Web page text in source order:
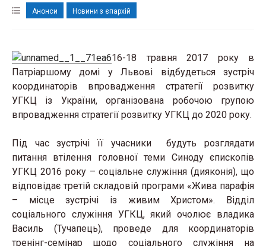
Анонси
Новини з єпархій
16-18 травня 2017 року в
Патріаршому домі у Львові відбудеться зустріч
координаторів впровадження стратегії розвитку
УГКЦ із України, організована робочою групою
впровадження стратегії розвитку УГКЦ до 2020 року.
Під час зустрічі її учасники будуть розглядати
питання втілення головної теми Синоду єпископів
УГКЦ 2016 року – соціальне служіння (дияконія), що
відповідає третій складовій програми «Жива парафія
– місце зустрічі із живим Христом». Відділ
соціального служіння УГКЦ, який очолює владика
Василь (Тучапець), проведе для координаторів
тренінг-семінар щодо соціального служіння на